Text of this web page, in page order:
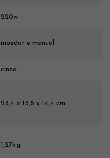
220w
moedor e manual
cinza
23,4 x 13,8 x 14,4 cm
1,27kg